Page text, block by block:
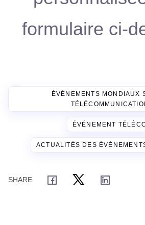
formulaire ci-
ÉVÉNEMENTS MONDIAUX
ÉVÉNEMENT
ACTUALITÉS DES